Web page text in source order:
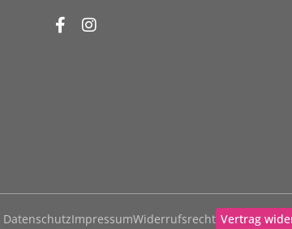
DatenschutzImpressumWiderrufsrecht Vertrag